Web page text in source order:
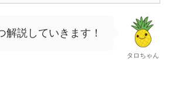
解説していきます！
タロちゃん